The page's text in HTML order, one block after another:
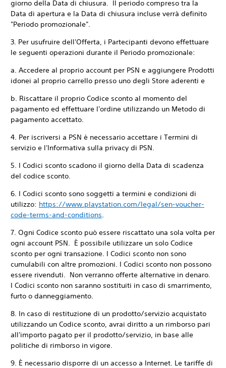
giorno della Data di chiusura. Il periodo compreso tra la
Data di apertura e la Data di chiusura incluse verrà definito
"Periodo promozionale".
3. Per usufruire dell'Offerta, i Partecipanti devono effettuare
le seguenti operazioni durante il Periodo promozionale:
a. Accedere al proprio account per PSN e aggiungere Prodotti
idonei al proprio carrello presso uno degli Store aderenti e
b. Riscattare il proprio Codice sconto al momento del
pagamento ed effettuare l'ordine utilizzando un Metodo di
pagamento accettato.
4. Per iscriversi a PSN è necessario accettare i Termini di
servizio e l'Informativa sulla privacy di PSN.
5. I Codici sconto scadono il giorno della Data di scadenza
del codice sconto.
6. I Codici sconto sono soggetti a termini e condizioni di
utilizzo: https://www.playstation.com/legal/sen-voucher-
code-terms-and-conditions.
7. Ogni Codice sconto può essere riscattato una sola volta per
ogni account PSN. È possibile utilizzare un solo Codice
sconto per ogni transazione. I Codici sconto non sono
cumulabili con altre promozioni. I Codici sconto non possono
essere rivenduti. Non verranno offerte alternative in denaro.
I Codici sconto non saranno sostituiti in caso di smarrimento,
furto o danneggiamento.
8. In caso di restituzione di un prodotto/servizio acquistato
utilizzando un Codice sconto, avrai diritto a un rimborso pari
all'importo pagato per il prodotto/servizio, in base alle
politiche di rimborso in vigore.
9. È necessario disporre di un accesso a Internet. Le tariffe di